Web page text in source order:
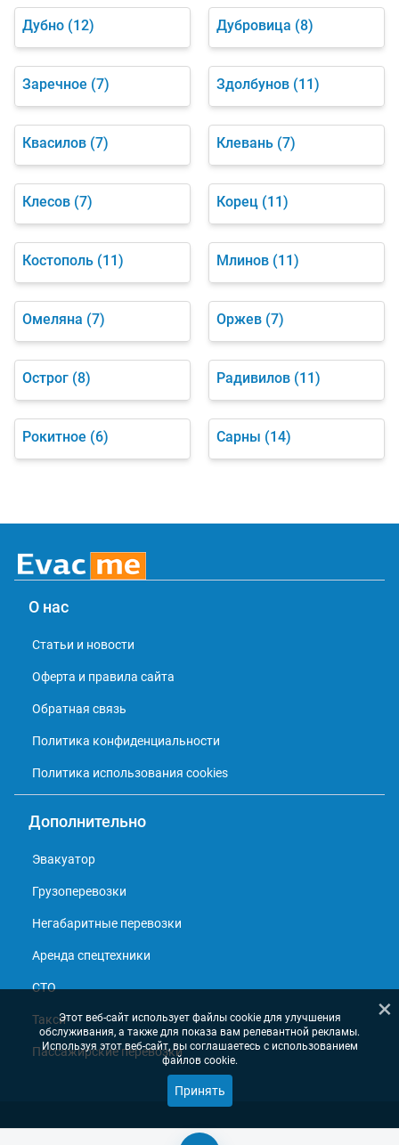
Дубно (12) Дубровица (8)
Заречное (7) Здолбунов (11)
Квасилов (7) Клевань (7)
Клесов (7) Корец (11)
Костополь (11) Млинов (11)
Омеляна (7) Оржев (7)
Острог (8) Радивилов (11)
Рокитное (6) Сарны (14)
О нас
Статьи и новости
Оферта и правила сайта
Обратная связь
Политика конфиденциальности
Политика использования cookies
Дополнительно
Эвакуатор
Грузоперевозки
Негабаритные перевозки
Аренда спецтехники
СТО
Такси
Пассажирские перевозки
© 2013 - 2026, Справочник перевозчиков
×
Этот веб-сайт использует файлы cookie для улучшения
обслуживания, а также для показа вам релевантной рекламы.
Используя этот веб-сайт, вы соглашаетесь с использованием
файлов cookie.
Принять